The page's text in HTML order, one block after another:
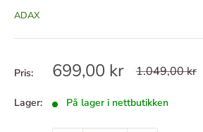
ADAX
Pris: Tilbudspris
699,00 kr Ordinær
1.049,00 kr
Lager: På lager i nettbutikken